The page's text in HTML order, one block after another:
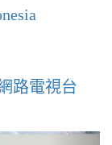
路電視台